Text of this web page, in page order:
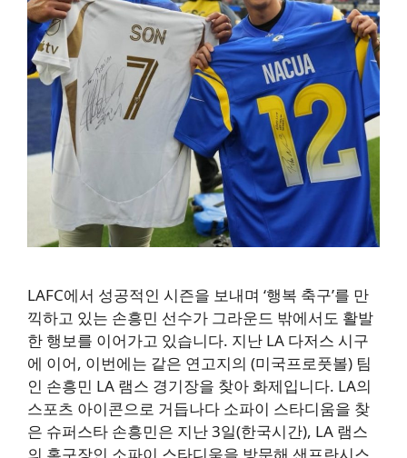
LAFC에서 성공적인 시즌을 보내며 ‘행복 축구’를 만
끽하고 있는 손흥민 선수가 그라운드 밖에서도 활발
한 행보를 이어가고 있습니다. 지난 LA 다저스 시구
에 이어, 이번에는 같은 연고지의 (미국프로풋볼) 팀
인 손흥민 LA 램스 경기장을 찾아 화제입니다. LA의
스포츠 아이콘으로 거듭나다 소파이 스타디움을 찾
은 슈퍼스타 손흥민은 지난 3일(한국시간), LA 램스
의 홈구장인 소파이 스타디움을 방문해 샌프란시스